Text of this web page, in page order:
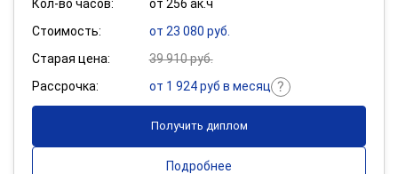
Кол-во часов:
от 256 ак.ч
Стоимость:
от 23 080 руб.
Старая цена:
39 910 руб.
Рассрочка:
от 1 924 руб в месяц
Получить диплом
Подробнее